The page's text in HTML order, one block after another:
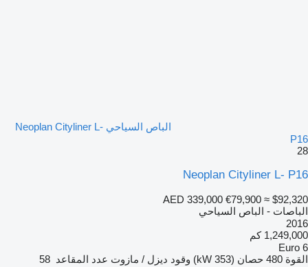
الباص السياحي Neoplan Cityliner L-
P16
28
Neoplan Cityliner L- P16
AED 339,000 €79,900 ≈ $92,320
الباصات - الباص السياحي
2016
1,249,000 كم
Euro 6
القوة 480 حصان (353 kW) وقود ديزل / مازوت عدد المقاعد 58